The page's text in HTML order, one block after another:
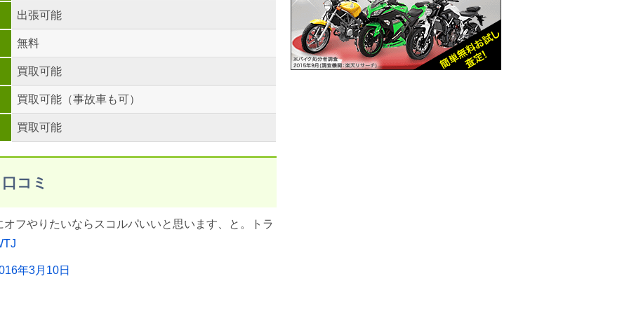
出張可能
無料
買取可能
買取可能（事故車も可）
買取可能
コミ
フやりたいならスコルパいいと思います、と。トラ
年3月10日